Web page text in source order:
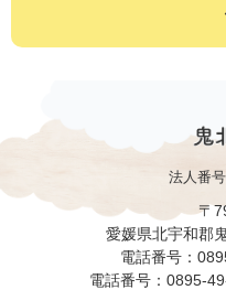
法人番
〒
愛媛県北宇和郡
電話番号：
電話番号：0895-